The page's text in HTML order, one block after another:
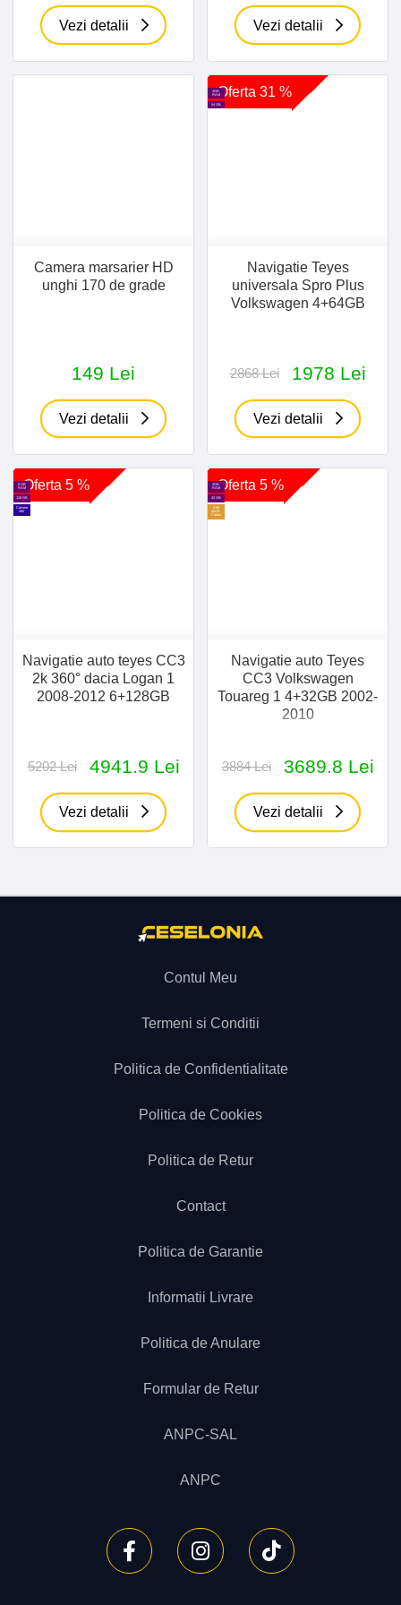
Vezi detalii Vezi detalii
Camera marsarier HD
unghi 170 de grade
149 Lei
Vezi detalii
Oferta 31 %
4GB
RAM
64 GB
Navigatie Teyes
universala Spro Plus
Volkswagen 4+64GB
2868 Lei 1978 Lei
Vezi detalii
Oferta 5 %
6 GB
RAM
128 GB
Camere
360
Navigatie auto teyes CC3
2k 360° dacia Logan 1
2008-2012 6+128GB
5202 Lei 4941.9 Lei
Vezi detalii
Oferta 5 %
4GB
RAM
32 GB
SIM
30GB
Cadou
Navigatie auto Teyes
CC3 Volkswagen
Touareg 1 4+32GB 2002-
2010
3884 Lei 3689.8 Lei
Vezi detalii
Contul Meu
Termeni si Conditii
Politica de Confidentialitate
Politica de Cookies
Politica de Retur
Contact
Politica de Garantie
Informatii Livrare
Politica de Anulare
Formular de Retur
ANPC-SAL
ANPC